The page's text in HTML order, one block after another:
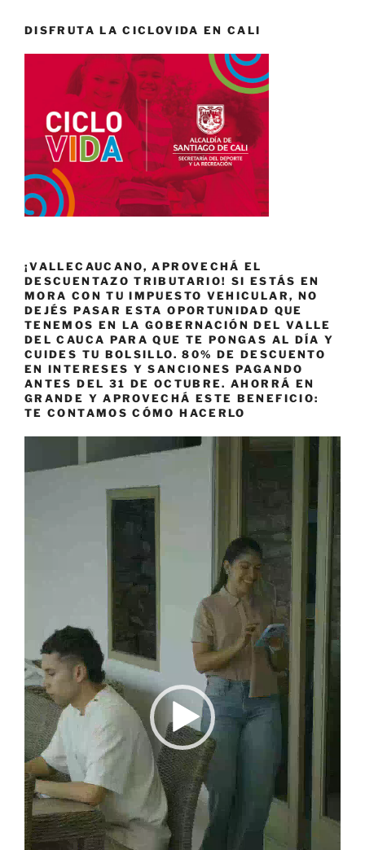
DISFRUTA LA CICLOVIDA EN CALI
¡VALLECAUCANO, APROVECHÁ EL
DESCUENTAZO TRIBUTARIO! SI ESTÁS EN
MORA CON TU IMPUESTO VEHICULAR, NO
DEJÉS PASAR ESTA OPORTUNIDAD QUE
TENEMOS EN LA GOBERNACIÓN DEL VALLE
DEL CAUCA PARA QUE TE PONGAS AL DÍA Y
CUIDES TU BOLSILLO. 80% DE DESCUENTO
EN INTERESES Y SANCIONES PAGANDO
ANTES DEL 31 DE OCTUBRE. AHORRÁ EN
GRANDE Y APROVECHÁ ESTE BENEFICIO:
TE CONTAMOS CÓMO HACERLO